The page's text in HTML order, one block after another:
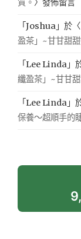
「Joshua 」於〈
盈茶」~甘甘甜
「Lee Linda 」
纖盈茶」~甘甘
「Lee Linda 」
保養～超順手的